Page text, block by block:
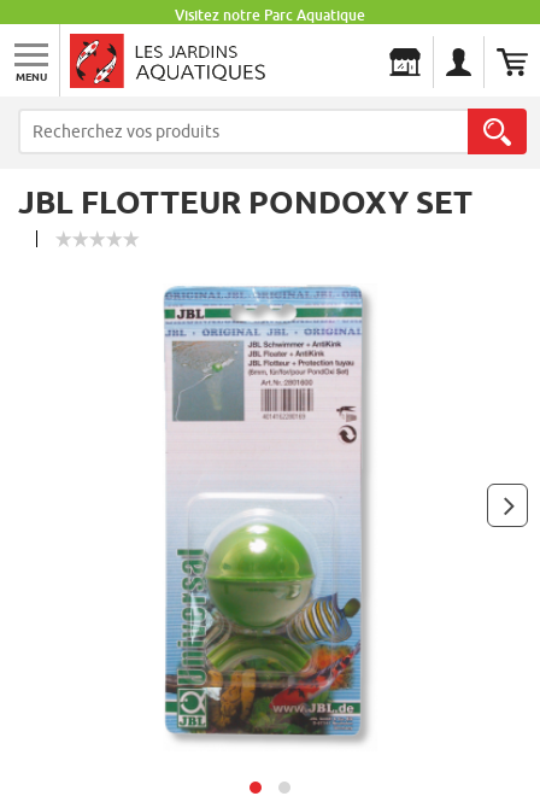
Visitez notre Parc Aquatique
MENU
JBL FLOTTEUR PONDOXY SET